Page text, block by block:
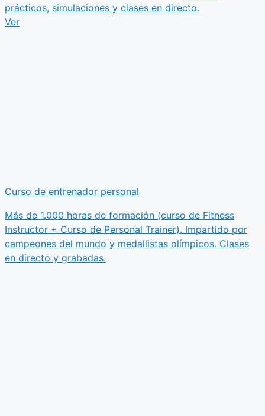
prácticos, simulaciones y clases en directo.
Ver
Curso de entrenador personal
Más de 1.000 horas de formación (curso de Fitness
Instructor + Curso de Personal Trainer). Impartido por
campeones del mundo y medallistas olímpicos. Clases
en directo y grabadas.